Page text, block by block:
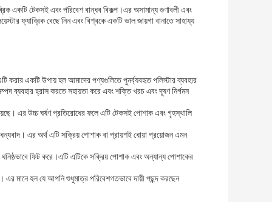
একটি টেকসই এবং পরিবেশ বান্ধব বিকল্প।এর অসামান্য গুণাবলী এবং
ফ্যাব্রিক বেছে নিন এবং বিশ্বকে একটি ভাল জায়গা বানাতে সাহায্য
করার একটি উপায় হল আমাদের পণ্যগুলিতে পুনর্ব্যবহৃত পলিস্টার ব্যবহার
ব্যবহার হ্রাস করতে সহায়তা করে এবং শক্তি খরচ এবং দূষণ নির্গমন
এর উচ্চ ঘর্ষণ প্রতিরোধের ফলে এটি টেকসই পোশাক এবং গৃহস্থালি
ধন্যবাদ। এর অর্থ এটি সক্রিয় পোশাক বা প্রায়শই ধোয়া প্রয়োজন এমন
ফিট করে।এটি এটিকে সক্রিয় পোশাক এবং অন্যান্য পোশাকের
এর মানে হল যে আপনি শুধুমাত্র পরিবেশগতভাবে দায়ী পছন্দ করছেন